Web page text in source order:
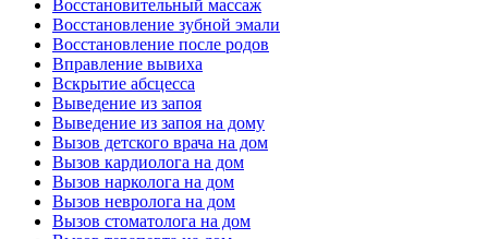
Восстановительный массаж
Восстановление зубной эмали
Восстановление после родов
Вправление вывиха
Вскрытие абсцесса
Выведение из запоя
Выведение из запоя на дому
Вызов детского врача на дом
Вызов кардиолога на дом
Вызов нарколога на дом
Вызов невролога на дом
Вызов стоматолога на дом